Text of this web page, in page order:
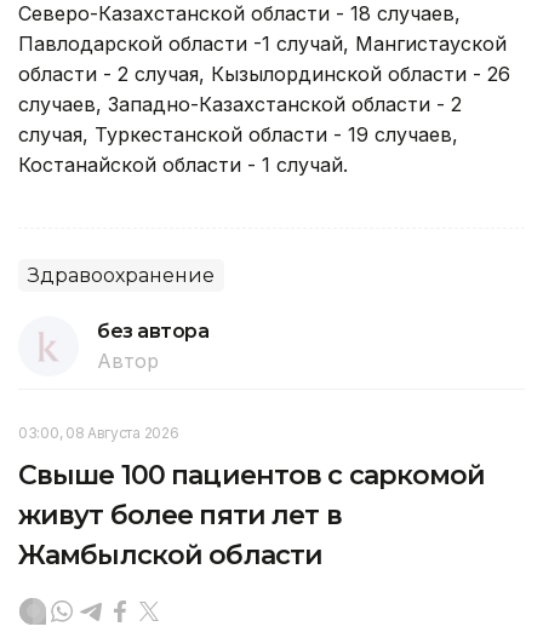
Северо-Казахстанской области - 18 случаев,
Павлодарской области -1 случай, Мангистауской
области - 2 случая, Кызылординской области - 26
случаев, Западно-Казахстанской области - 2
случая, Туркестанской области - 19 случаев,
Костанайской области - 1 случай.
Здравоохранение
без автора
Автор
03:00, 08 Августа 2026
Свыше 100 пациентов с саркомой
живут более пяти лет в
Жамбылской области